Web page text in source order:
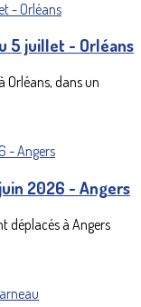
5 juillet - Orléans
Orléans, dans un
2026 - Angers
déplacés à Angers